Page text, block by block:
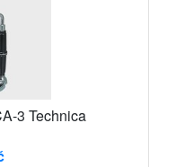
3 Technica